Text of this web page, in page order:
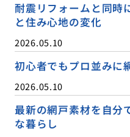
耐震リフォームと同時
と住み心地の変化
2026.05.10
初心者でもプロ並みに
2026.05.10
最新の網戸素材を自分
な暮らし